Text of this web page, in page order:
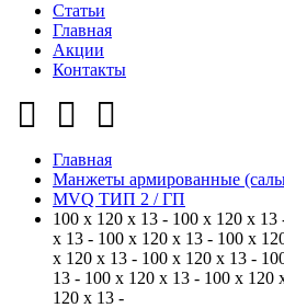
Статьи
Главная
Акции
Контакты
Главная
Манжеты армированные
MVQ ТИП 2 / ГП
100 x 120 x 13 - 100 x 120 x
x 13 - 100 x 120 x 13 - 100 x
x 120 x 13 - 100 x 120 x 13 -
13 - 100 x 120 x 13 - 100 x 120
120 x 13 -